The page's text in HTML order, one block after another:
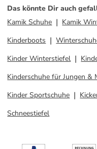
Das könnte Dir auch
Kamik Schuhe
Kamik
Kinderboots
Kinder Winterstiefel
Kinderschuhe für Jungen &
Kinder Sportschuhe
Schneestiefel